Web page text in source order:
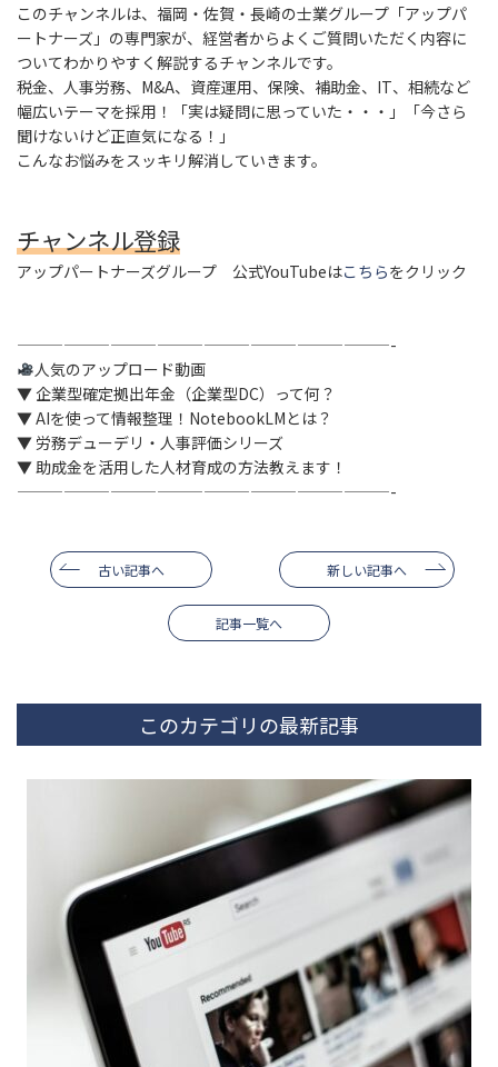
このチャンネルは、福岡・佐賀・長崎の士業グループ「アップパ
ートナーズ」の専門家が、経営者からよくご質問いただく内容に
ついてわかりやすく解説するチャンネルです。
税金、人事労務、M&A、資産運用、保険、補助金、IT、相続など
幅広いテーマを採用！「実は疑問に思っていた・・・」「今さら
聞けないけど正直気になる！」
こんなお悩みをスッキリ解消していきます。
チャンネル登録
アップパートナーズグループ 公式YouTubeはこちらをクリック
————————————————————————-
人気のアップロード動画
▼ 企業型確定拠出年金（企業型DC）って何？
▼ AIを使って情報整理！NotebookLMとは？
▼ 労務デューデリ・人事評価シリーズ
▼ 助成金を活用した人材育成の方法教えます！
————————————————————————-
古い記事へ 新しい記事へ
記事一覧へ
このカテゴリの最新記事